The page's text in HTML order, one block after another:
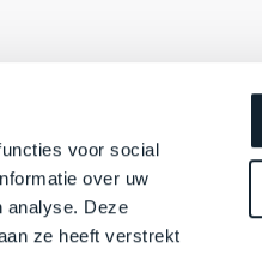
voor social
over uw
analyse. Deze
ze heeft verstrekt